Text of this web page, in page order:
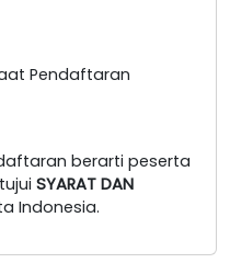
Pendaftaran
berarti peserta
SYARAT DAN
Indonesia.